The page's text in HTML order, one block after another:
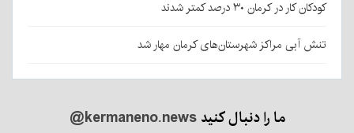
کودکان کار در کرمان ۳۰ درصد کمتر شدند
تنش آبی مراکز شهرستان‌های کرمان مهار شد
ما را دنبال کنید@kermaneno.news